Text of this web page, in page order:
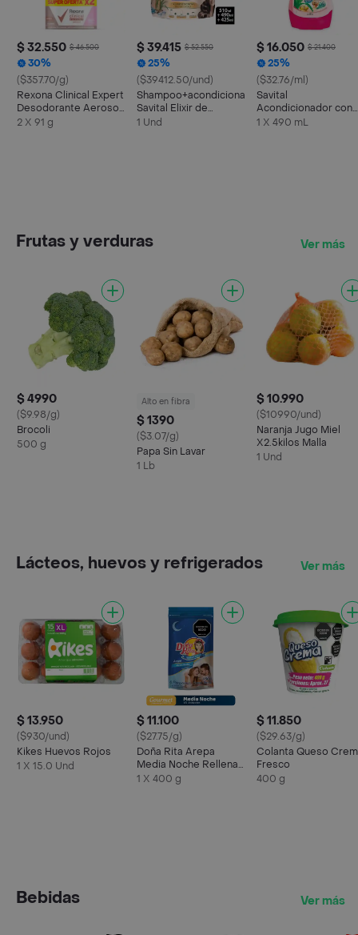
$ 32.550 $ 46.500
30%
($357.70/g)
Rexona Clinical Expert
Desodorante Aerosol
Mujer 2 X 91G
2 X 91 g
$ 39.415 $ 52.550
25%
($39412.50/und)
Shampoo+acondicionador+tto
Savital Elixir de
Romero Kit
1 Und
$ 16.050 $ 21.400
25%
($32.76/ml)
Savital
Acondicionador con
Multivitaminas y
1 X 490 mL
Frutas y verduras Ver más
$ 4990
($9.98/g)
Brocoli
500 g
Alto en fibra
$ 1390
($3.07/g)
Papa Sin Lavar
1 Lb
$ 10.990
($10990/und)
Naranja Jugo Miel
X2.5kilos Malla
1 Und
Lácteos, huevos y refrigerados Ver más
$ 13.950
($930/und)
Kikes Huevos Rojos
1 X 15.0 Und
$ 11.100
($27.75/g)
Doña Rita Arepa
Media Noche Rellena
de Queso Mozzarella
1 X 400 g
$ 11.850
($29.63/g)
Colanta Queso
Fresco
400 g
Bebidas Ver más